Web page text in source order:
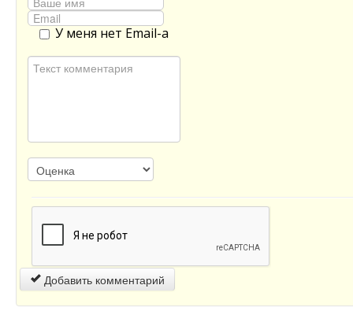
У меня нет Email-а
Добавить комментарий